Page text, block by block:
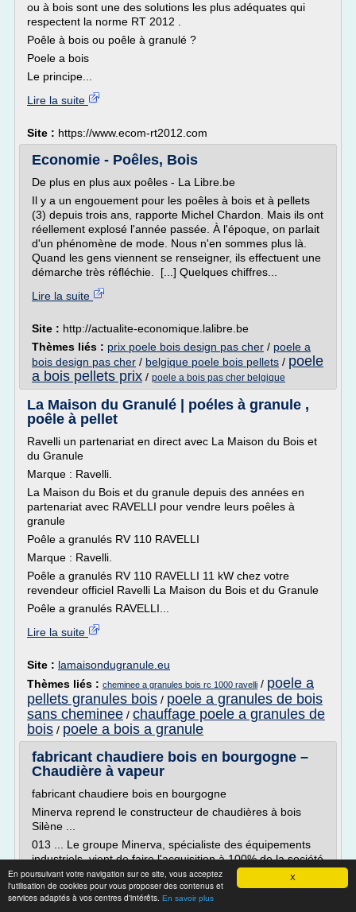
X
En poursuivant votre navigation sur ce site, vous acceptez
l'utilisation de cookies pour vous proposer des contenus et
services adaptés à vos centres d'intérêts. En savoir plus
ou à bois sont une des solutions les plus adéquates qui
respectent la norme RT 2012 .
Poêle à bois ou poêle à granulé ?
Poele a bois
Le principe...
Lire la suite
Site : https://www.ecom-rt2012.com
Economie - Poêles, Bois
De plus en plus aux poêles - La Libre.be
Il y a un engouement pour les poêles à bois et à pellets
(3) depuis trois ans, rapporte Michel Chardon. Mais ils ont
réellement explosé l'année passée. À l'époque, on parlait
d'un phénomène de mode. Nous n'en sommes plus là.
Quand les gens viennent se renseigner, ils effectuent une
démarche très réfléchie. [...] Quelques chiffres...
Lire la suite
Site : http://actualite-economique.lalibre.be
Thèmes liés : prix poele bois design pas cher / poele a
bois design pas cher / belgique poele bois pellets / poele
a bois pellets prix / poele a bois pas cher belgique
La Maison du Granulé | poéles à granule ,
poêle à pellet
Ravelli un partenariat en direct avec La Maison du Bois et
du Granule
Marque : Ravelli.
La Maison du Bois et du granule depuis des années en
partenariat avec RAVELLI pour vendre leurs poêles à
granule
Poêle a granulés RV 110 RAVELLI
Marque : Ravelli.
Poêle a granulés RV 110 RAVELLI 11 kW chez votre
revendeur officiel Ravelli La Maison du Bois et du Granule
Poêle a granulés RAVELLI...
Lire la suite
Site : lamaisondugranule.eu
Thèmes liés : cheminee a granules bois rc 1000 ravelli / poele a
pellets granules bois / poele a granules de bois
sans cheminee / chauffage poele a granules de
bois / poele a bois a granule
fabricant chaudiere bois en bourgogne –
Chaudière à vapeur
fabricant chaudiere bois en bourgogne
Minerva reprend le constructeur de chaudières à bois
Silène ...
013 ... Le groupe Minerva, spécialiste des équipements
industriels, vient de faire l'acquisition à 100% de la société
Silène, constructeur français de ...
Fabricant chaudière Valleroy. Fabrication chaudière
Meurthe-et ...